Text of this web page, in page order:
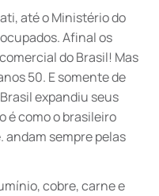
até o Ministério do
Afinal os
do Brasil! Mas
50. E somente de
expandiu seus
é como o brasileiro
andam sempre pelas
cobre, carne e